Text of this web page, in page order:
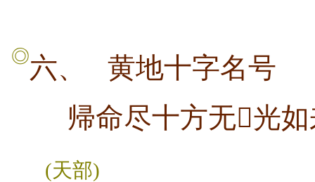
◎六、
黄地十字名号
帰命尽十方无光如
(天部)